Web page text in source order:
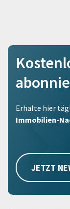
Erhalte hier
Immobilien-
JETZT